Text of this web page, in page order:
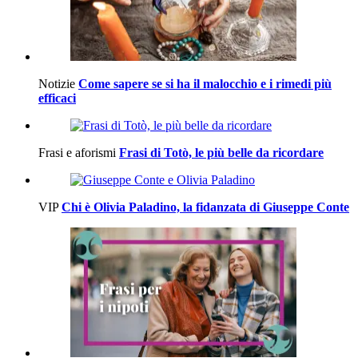
Notizie Come sapere se si ha il malocchio e i rimedi più
efficaci
Frasi e aforismi Frasi di Totò, le più belle da ricordare
VIP Chi è Olivia Paladino, la fidanzata di Giuseppe Conte